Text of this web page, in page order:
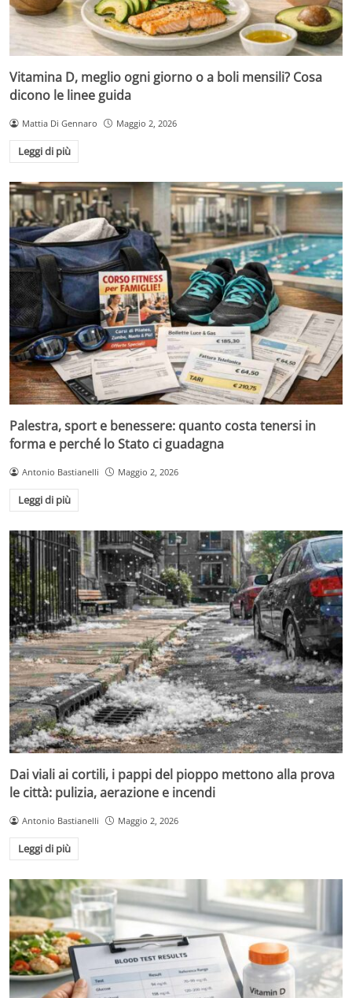
Vitamina D, meglio ogni giorno o a boli mensili? Cosa
dicono le linee guida
Mattia Di Gennaro Maggio 2, 2026
Leggi di più
Palestra, sport e benessere: quanto costa tenersi in
forma e perché lo Stato ci guadagna
Antonio Bastianelli Maggio 2, 2026
Leggi di più
Dai viali ai cortili, i pappi del pioppo mettono alla prova
le città: pulizia, aerazione e incendi
Antonio Bastianelli Maggio 2, 2026
Leggi di più